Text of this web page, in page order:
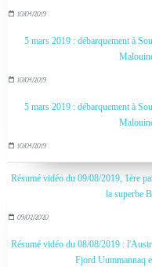
10/04/2019
5 mars 2019 : débarquement à
10/04/2019
5 mars 2019 : débarquement à
10/04/2019
Résumé vidéo du 09/08/2019, 1ère
la superbe
09/02/2020
Résumé vidéo du 08/08/2019 :
Fjord Uummannaq